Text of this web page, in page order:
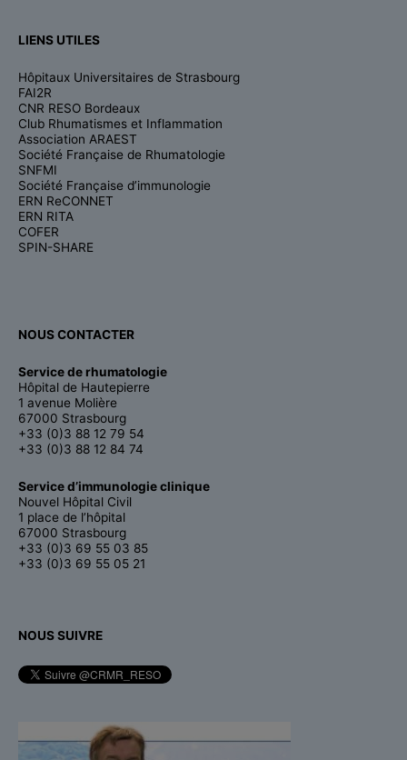
LIENS UTILES
Hôpitaux Universitaires de Strasbourg
FAI2R
CNR RESO Bordeaux
Club Rhumatismes et Inflammation
Association ARAEST
Société Française de Rhumatologie
SNFMI
Société Française d’immunologie
ERN ReCONNET
ERN RITA
COFER
SPIN-SHARE
NOUS CONTACTER
Service de rhumatologie
Hôpital de Hautepierre
1 avenue Molière
67000 Strasbourg
+33 (0)3 88 12 79 54
+33 (0)3 88 12 84 74
Service d’immunologie clinique
Nouvel Hôpital Civil
1 place de l’hôpital
67000 Strasbourg
+33 (0)3 69 55 03 85
+33 (0)3 69 55 05 21
NOUS SUIVRE